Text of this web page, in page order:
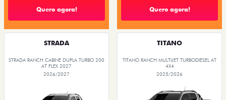
Quero agora! Quero agora!
STRADA
STRADA RANCH CABINE DUPLA TURBO 200
AT FLEX 2027
2026/2027
TITANO
TITANO RANCH MULTIJET TURBODIESEL AT
4X4
2025/2026